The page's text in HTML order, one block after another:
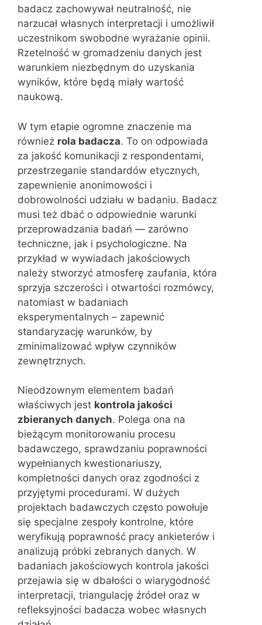
badacz zachowywał neutralność, nie
narzucał własnych interpretacji i umożliwił
uczestnikom swobodne wyrażanie opinii.
Rzetelność w gromadzeniu danych jest
warunkiem niezbędnym do uzyskania
wyników, które będą miały wartość
naukową.
W tym etapie ogromne znaczenie ma
również rola badacza. To on odpowiada
za jakość komunikacji z respondentami,
przestrzeganie standardów etycznych,
zapewnienie anonimowości i
dobrowolności udziału w badaniu. Badacz
musi też dbać o odpowiednie warunki
przeprowadzania badań — zarówno
techniczne, jak i psychologiczne. Na
przykład w wywiadach jakościowych
należy stworzyć atmosferę zaufania, która
sprzyja szczerości i otwartości rozmówcy,
natomiast w badaniach
eksperymentalnych – zapewnić
standaryzację warunków, by
zminimalizować wpływ czynników
zewnętrznych.
Nieodzownym elementem badań
właściwych jest kontrola jakości
zbieranych danych. Polega ona na
bieżącym monitorowaniu procesu
badawczego, sprawdzaniu poprawności
wypełnianych kwestionariuszy,
kompletności danych oraz zgodności z
przyjętymi procedurami. W dużych
projektach badawczych często powołuje
się specjalne zespoły kontrolne, które
weryfikują poprawność pracy ankieterów i
analizują próbki zebranych danych. W
badaniach jakościowych kontrola jakości
przejawia się w dbałości o wiarygodność
interpretacji, triangulację źródeł oraz w
refleksyjności badacza wobec własnych